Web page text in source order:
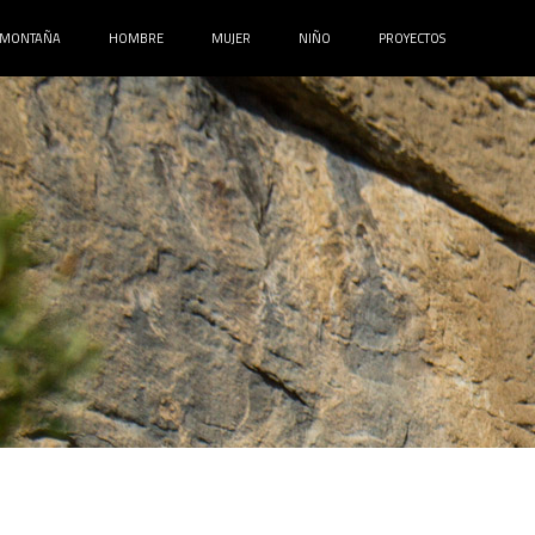
MONTAÑA HOMBRE MUJER NIÑO PROYECTOS